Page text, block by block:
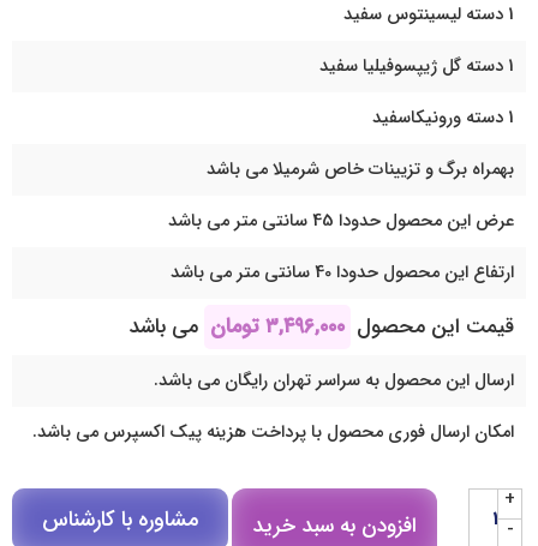
1 دسته لیسینتوس سفید
1 دسته گل ژیپسوفیلیا سفید
1 دسته ورونیکاسفید
بهمراه برگ و تزیینات خاص شرمیلا می باشد
عرض این محصول حدودا 45 سانتی متر می باشد
ارتفاع این محصول حدودا 40 سانتی متر می باشد
قیمت این محصول ۳,۴۹۶,۰۰۰تومان می باشد
ارسال این محصول به سراسر تهران رایگان می باشد.
امکان ارسال فوری محصول با پرداخت هزینه پیک اکسپرس می باشد.
+
-
افزودن به سبد خرید مشاوره با کارشناس